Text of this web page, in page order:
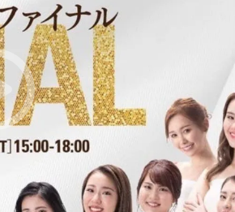
書籍・雑誌出版
チャレンジ
CAMPFIRE for Social Good
CAMPFIREふるさと納税